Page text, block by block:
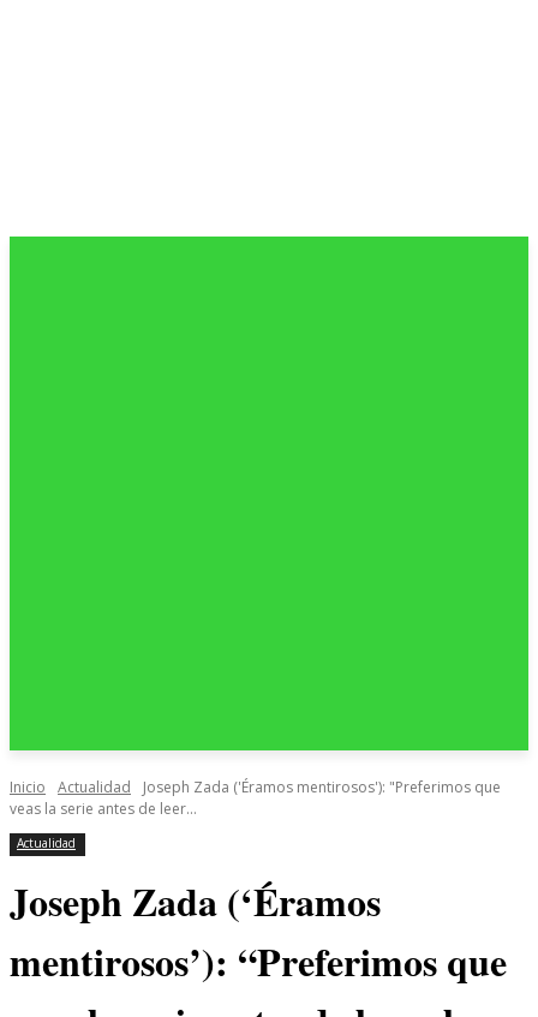
Inicio Actualidad
Joseph Zada ('Éramos mentirosos'): "Preferimos que
veas la serie antes de leer...
Actualidad
Joseph Zada (‘Éramos
mentirosos’): “Preferimos que